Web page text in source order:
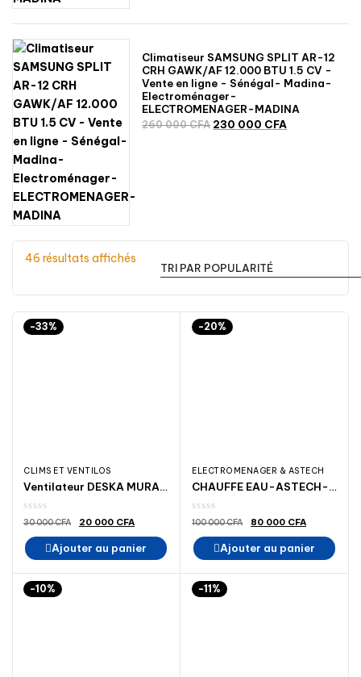
Climatiseur SAMSUNG SPLIT AR-12
CRH GAWK/AF 12.000 BTU 1.5 CV -
Vente en ligne - Sénégal- Madina-
Electroménager-
ELECTROMENAGER-MADINA
260 000CFA Le
230 000 CFALe
46 résultats affichés
popularité
-33%
CLIMS ET VENTILOS
Ventilateur DESKA MURAL AVEC TÉLÉCOMMAND
30 000CFA Le
prix
initial
était :
20 000 CFA
actuel
est :
Ajouter au panier
-20%
ELECTROMENAGER & ASTECH
CHAUFFE EAU-ASTECH-36LITRES ELECTRIQUE-SANS RESERVOIR-WHI-36L2-PS-ELECTROMENAGER-MADINA-MADINA-ELECTROMENAGER
100 000CFA Le
prix
initial
était :
80 000 CFA
actuel
est :
Ajouter au panier
-10% -11%